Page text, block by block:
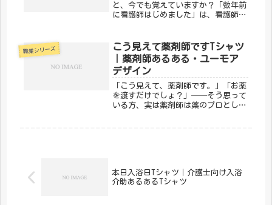
と、今でも覚えていますか？「数年前
に看護師はじめました」は、看護師と
レゼントにも、ベテランが初心を思い
出すのにも。「メディカルきのこセン
タ...
職業シリーズ
こう見えて薬剤師ですTシャツ
｜薬剤師あるある・ユーモア
デザイン
「こう見えて、薬剤師です。」「お薬
を渡すだけでしょ？」──そう思って
いる方、実は薬剤師は薬のプロとし
本日入浴日Tシャツ｜介護士向け入浴
介助あるあるTシャツ